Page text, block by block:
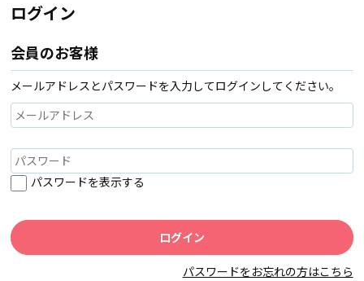
ログイン
会員のお客様
メールアドレスとパスワードを入力してログインしてください。
パスワードを表示する
パスワードをお忘れの方はこちら